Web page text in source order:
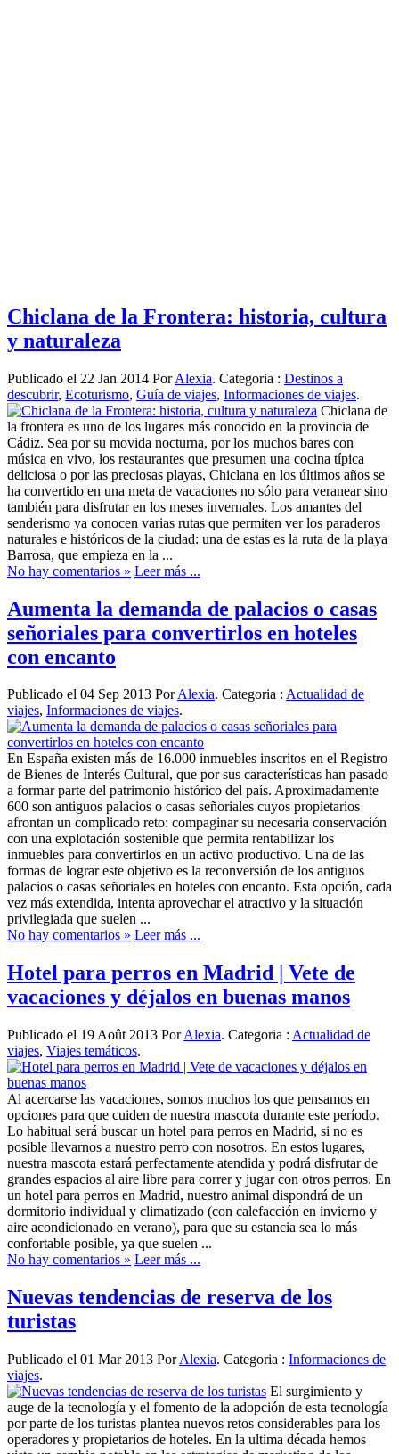
Chiclana de la Frontera: historia, cultura
y naturaleza
Publicado el 22 Jan 2014 PorAlexia. Categoria : Destinos a
descubrir, Ecoturismo, Guía de viajes, Informaciones de viajes.
Chiclana de
la frontera es uno de los lugares más conocido en la provincia de
Cádiz. Sea por su movida nocturna, por los muchos bares con
música en vivo, los restaurantes que presumen una cocina típica
deliciosa o por las preciosas playas, Chiclana en los últimos años se
ha convertido en una meta de vacaciones no sólo para veranear sino
también para disfrutar en los meses invernales. Los amantes del
senderismo ya conocen varias rutas que permiten ver los paraderos
naturales e históricos de la ciudad: una de estas es la ruta de la playa
Barrosa, que empieza en la ...
No hay comentarios » Leer más ...
Aumenta la demanda de palacios o casas
señoriales para convertirlos en hoteles
con encanto
Publicado el 04 Sep 2013 PorAlexia. Categoria : Actualidad de
viajes, Informaciones de viajes.
En España existen más de 16.000 inmuebles inscritos en el Registro
de Bienes de Interés Cultural, que por sus características han pasado
a formar parte del patrimonio histórico del país. Aproximadamente
600 son antiguos palacios o casas señoriales cuyos propietarios
afrontan un complicado reto: compaginar su necesaria conservación
con una explotación sostenible que permita rentabilizar los
inmuebles para convertirlos en un activo productivo. Una de las
formas de lograr este objetivo es la reconversión de los antiguos
palacios o casas señoriales en hoteles con encanto. Esta opción, cada
vez más extendida, intenta aprovechar el atractivo y la situación
privilegiada que suelen ...
No hay comentarios » Leer más ...
Hotel para perros en Madrid | Vete de
vacaciones y déjalos en buenas manos
Publicado el 19 Août 2013 PorAlexia. Categoria : Actualidad de
viajes, Viajes temáticos.
Al acercarse las vacaciones, somos muchos los que pensamos en
opciones para que cuiden de nuestra mascota durante este período.
Lo habitual será buscar un hotel para perros en Madrid, si no es
posible llevarnos a nuestro perro con nosotros. En estos lugares,
nuestra mascota estará perfectamente atendida y podrá disfrutar de
grandes espacios al aire libre para correr y jugar con otros perros. En
un hotel para perros en Madrid, nuestro animal dispondrá de un
dormitorio individual y climatizado (con calefacción en invierno y
aire acondicionado en verano), para que su estancia sea lo más
confortable posible, ya que suelen ...
No hay comentarios » Leer más ...
Nuevas tendencias de reserva de los
turistas
Publicado el 01 Mar 2013 PorAlexia. Categoria : Informaciones de
viajes.
El surgimiento y
auge de la tecnología y el fomento de la adopción de esta tecnología
por parte de los turistas plantea nuevos retos considerables para los
operadores y propietarios de hoteles. En la ultima década hemos